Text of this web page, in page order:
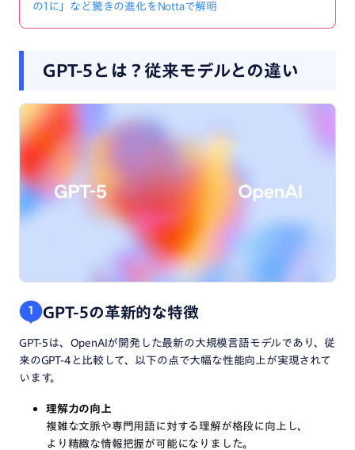
の1に」など驚きの進化をNottaで解明
GPT-5とは？従来モデルとの違い
1 GPT-5の革新的な特徴
GPT-5は、OpenAIが開発した最新の大規模言語モデルであり、従
来のGPT-4と比較して、以下の点で大幅な性能向上が実現されて
います。
理解力の向上
複雑な文脈や専門用語に対する理解が格段に向上し、
より精緻な情報把握が可能になりました。